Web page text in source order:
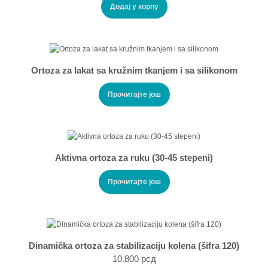
Додај у корпу
Ortoza za lakat sa kružnim tkanjem i sa silikonom
Прочитајте још
Aktivna ortoza za ruku (30-45 stepeni)
Прочитајте још
Dinamička ortoza za stabilizaciju kolena (šifra 120)
10.800 рсд